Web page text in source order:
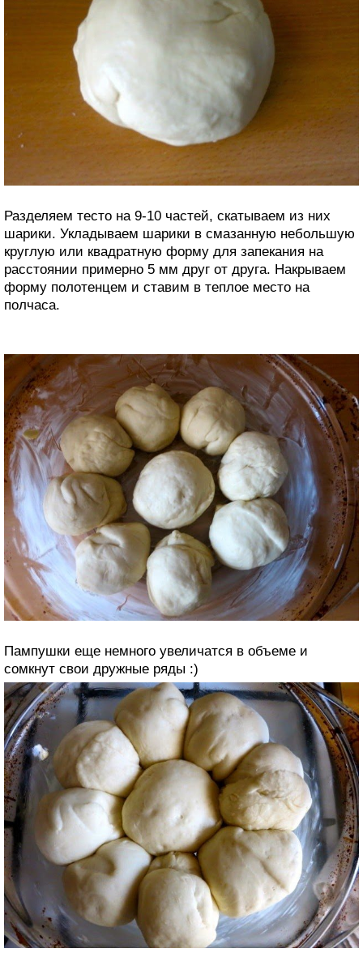
Разделяем тесто на 9-10 частей, скатываем из них
шарики. Укладываем шарики в смазанную небольшую
круглую или квадратную форму для запекания на
расстоянии примерно 5 мм друг от друга. Накрываем
форму полотенцем и ставим в теплое место на
полчаса.
Пампушки еще немного увеличатся в объеме и
сомкнут свои дружные ряды :)